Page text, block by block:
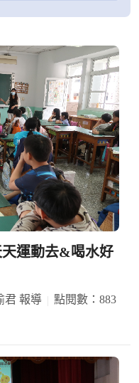
運動去&喝水好
君 報導
點閱數：883